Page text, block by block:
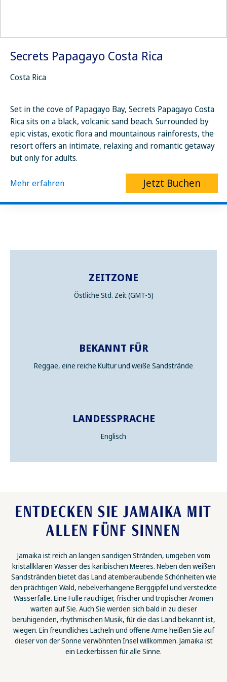
Secrets Papagayo Costa Rica
Costa Rica
Set in the cove of Papagayo Bay, Secrets Papagayo Costa
Rica sits on a black, volcanic sand beach. Surrounded by
epic vistas, exotic flora and mountainous rainforests, the
resort offers an intimate, relaxing and romantic getaway
but only for adults.
Mehr erfahren Jetzt Buchen
ZEITZONE
Östliche Std. Zeit (GMT-5)
BEKANNT FÜR
Reggae, eine reiche Kultur und weiße Sandstrände
LANDESSPRACHE
Englisch
ENTDECKEN SIE JAMAIKA MIT
ALLEN FÜNF SINNEN
Jamaika ist reich an langen sandigen Stränden, umgeben vom
kristallklaren Wasser des karibischen Meeres. Neben den weißen
Sandstränden bietet das Land atemberaubende Schönheiten wie
den prächtigen Wald, nebelverhangene Berggipfel und versteckte
Wasserfälle. Eine Fülle rauchiger, frischer und tropischer Aromen
warten auf Sie. Auch Sie werden sich bald in zu dieser
beruhigenden, rhythmischen Musik, für die das Land bekannt ist,
wiegen. Ein freundliches Lächeln und offene Arme heißen Sie auf
dieser von der Sonne verwöhnten Insel willkommen. Jamaika ist
ein Leckerbissen für alle Sinne.